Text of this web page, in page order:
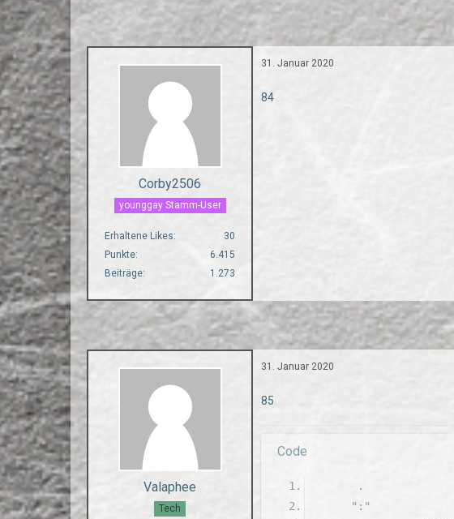
Corby2506
younggay Stamm-User
Erhaltene Likes
30
Punkte
6.415
Beiträge
1.273
31. Januar 2020
84
Valaphee
Tech
31. Januar 2020
85
Code
       .
      ":"